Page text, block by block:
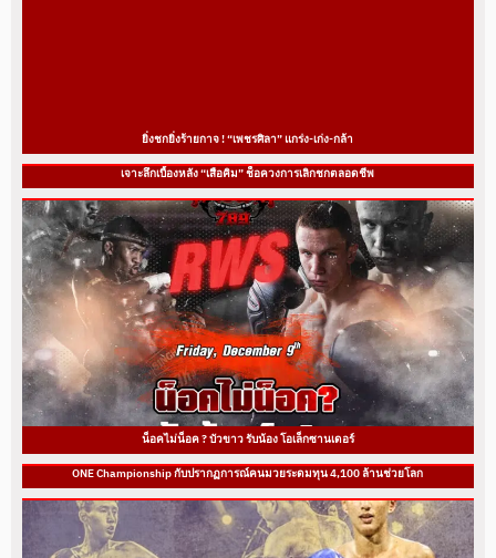
ยิ่งชกยิ่งร้ายกาจ ! “เพชรศิลา” แกร่ง-เก่ง-กล้า
เจาะลึกเบื้องหลัง “เสือคิม” ช็อควงการเลิกชกตลอดชีพ
น็อคไม่น็อค ? บัวขาว รับน้อง โอเล็กซานเดอร์
ONE Championship กับปรากฏการณ์คนมวยระดมทุน 4,100 ล้านช่วยโลก